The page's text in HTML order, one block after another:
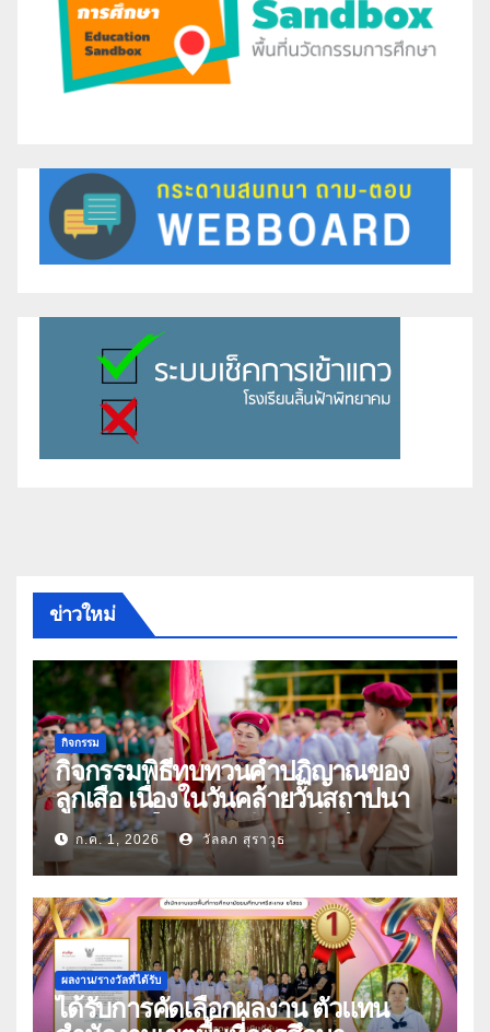
ข่าวใหม่
กิจกรรม
กิจกรรมพิธีทบทวนคำปฏิญาณของ
ลูกเสือ เนื่องในวันคล้ายวันสถาปนา
คณะลูกเสือแห่งชาติ ประจำปี 2569
ก.ค. 1, 2026 วัลลภ สุราวุธ
ผลงาน/รางวัลที่ได้รับ
ได้รับการคัดเลือกผลงาน ตัวแทน